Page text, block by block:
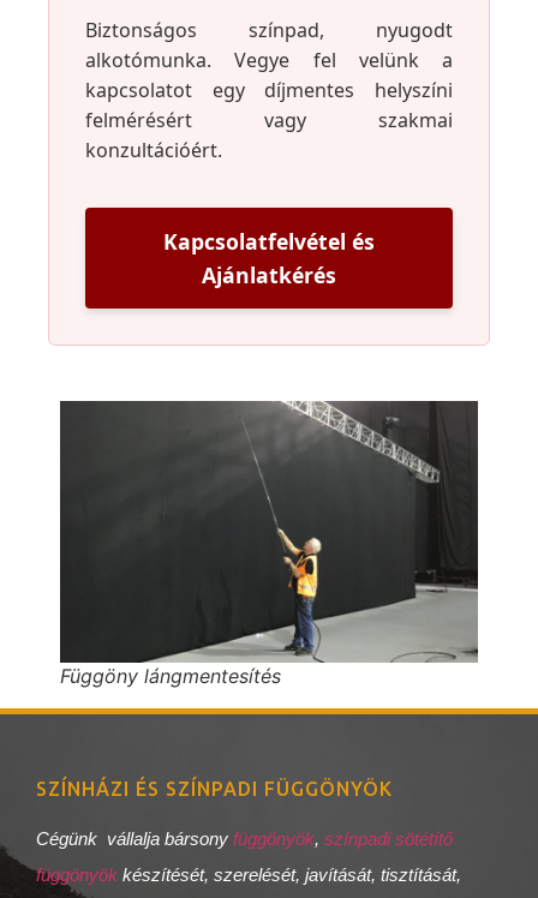
Biztonságos színpad, nyugodt
alkotómunka. Vegye fel velünk a
kapcsolatot egy díjmentes helyszíni
felmérésért vagy szakmai
konzultációért.
Kapcsolatfelvétel és
Ajánlatkérés
Függöny lángmentesítés
SZÍNHÁZI ÉS SZÍNPADI FÜGGÖNYÖK
Cégünk vállalja bársony függönyök, színpadi sötétítő
függönyök készítését, szerelését, javítását, tisztítását,